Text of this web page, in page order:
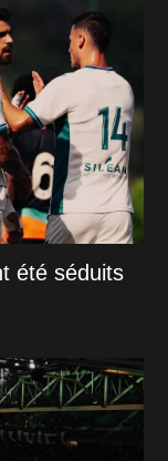
été séduits